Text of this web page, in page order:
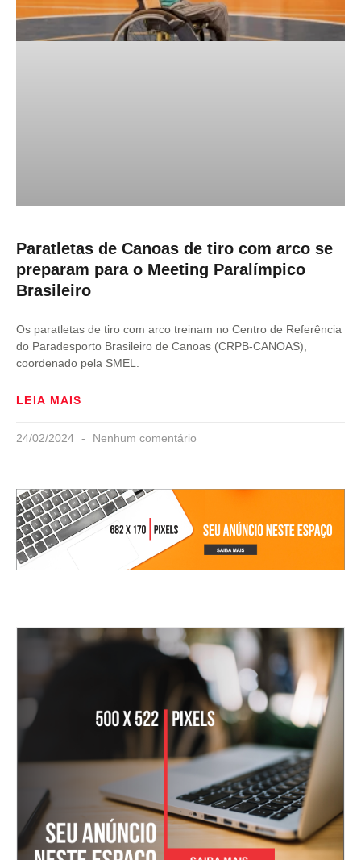
Paratletas de Canoas de tiro com arco se
preparam para o Meeting Paralímpico
Brasileiro
Os paratletas de tiro com arco treinam no Centro de Referência
do Paradesporto Brasileiro de Canoas (CRPB-CANOAS),
coordenado pela SMEL.
LEIA MAIS
24/02/2024 Nenhum comentário